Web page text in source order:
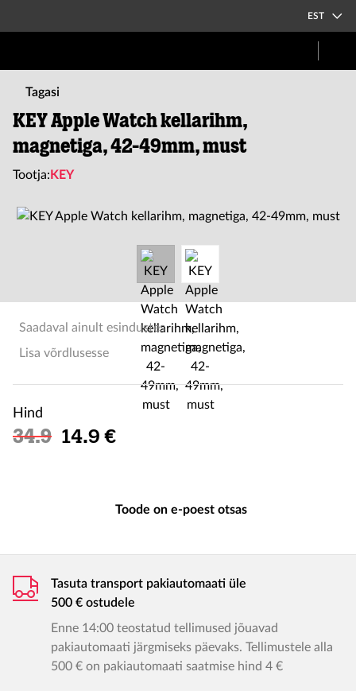
EST
Tagasi
KEY Apple Watch kellarihm,
magnetiga, 42-49mm, must
Tootja: KEY
Saadaval ainult esindustes
Lisa võrdlusesse
Hind
34.9 Soodushind
14.9 €
Toode on e-poest otsas
Tasuta transport pakiautomaati üle
500 € ostudele
Enne 14:00 teostatud tellimused jõuavad
pakiautomaati järgmiseks päevaks. Tellimustele alla
500 € on pakiautomaati saatmise hind 4 €